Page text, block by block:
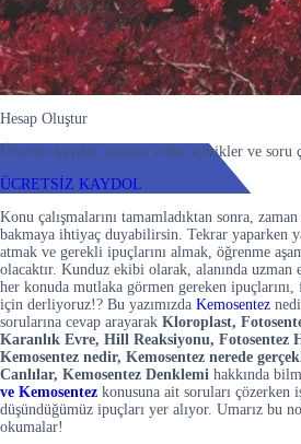
Hesap Oluştur
Ücretsiz kaydol, sınırsız video içerikler ve soru
ÜCRETSİZ KAYDOL
Konu çalışmalarını tamamladıktan sonra,
bakmaya ihtiyaç duyabilirsin. Tekrar yaparken
atmak ve gerekli ipuçlarını almak, öğrenme
olacaktır. Kunduz ekibi olarak, alanında uzman
her konuda mutlaka görmen gereken
için derliyoruz!? Bu yazımızda Kemosentez
sorularına cevap arayarak Kloroplast,
Karanlık Evre, Hill Reaksiyonu, Fotosentez
Kemosentez nedir, Kemosentez nerede
Canlılar, Kemosentez Denklemi hakkında
ve Kemosentez konusuna ait soruları çözerken
düşündüğümüz ipuçları yer alıyor. Umarız bu
okumalar!